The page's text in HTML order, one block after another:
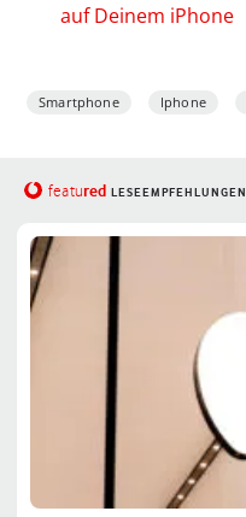
auf Deinem iPhone
Smartphone Iphone
featured LESEEMPFEHLUNGEN